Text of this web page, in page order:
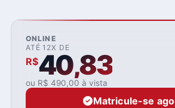
ONLINE
ATÉ 12X DE
R$40,83
ou R$ 490,00 à vista
Matricule-se